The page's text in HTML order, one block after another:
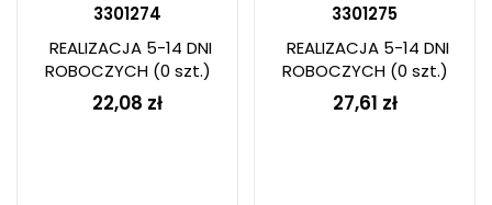
3301274
REALIZACJA 5-14 DNI
ROBOCZYCH(0 szt.)
22,08 zł
3301275
REALIZACJA 5-14 DNI
ROBOCZYCH(0 szt.)
27,61 zł